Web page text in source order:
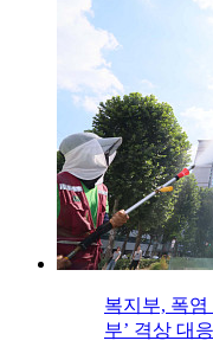
복지부, 폭
부’ 격상 대응